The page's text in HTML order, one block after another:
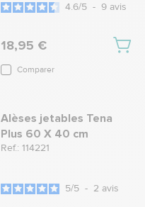
4.6/5 - 9 avis
18,95 €
Comparer
Alèses jetables Tena
Plus 60 X 40 cm
Ref.: 114221
5/5 - 2 avis